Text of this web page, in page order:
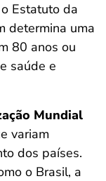
Estatuto da
determina uma
80 anos ou
saúde e
Mundial
variam
dos países.
o Brasil, a